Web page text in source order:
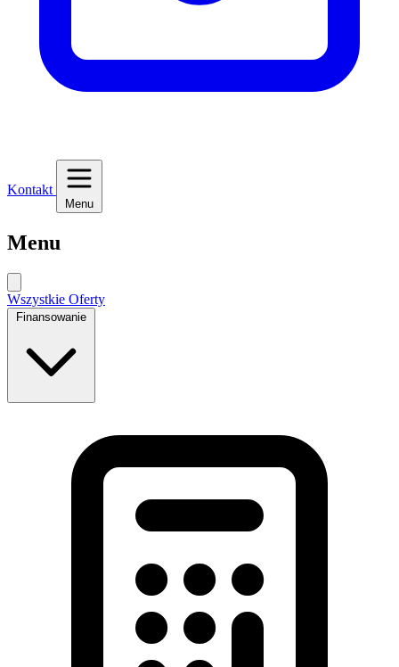
Kontakt
Menu
Menu
Wszystkie Oferty
Finansowanie